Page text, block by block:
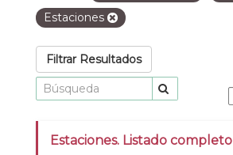
Estaciones
Filtrar Resultados
Estaciones. Listado completo